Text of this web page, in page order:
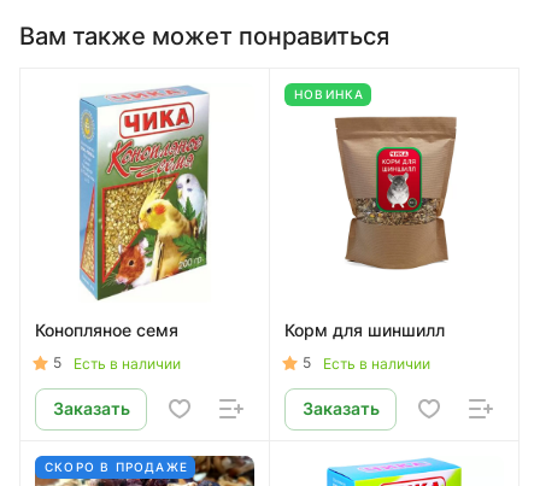
Вам также может понравиться
Конопляное семя
5 Есть в наличии
Заказать
НОВИНКА
Корм для шиншилл
5 Есть в наличии
Заказать
СКОРО В ПРОДАЖЕ